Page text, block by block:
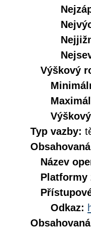
Výškový
Typ vazby:
Název
Platformy
Odkaz: